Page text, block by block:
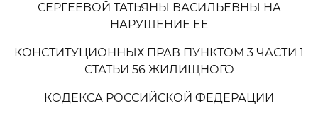
СЕРГЕЕВОЙ ТАТЬЯНЫ ВАСИЛЬЕВНЫ НА
НАРУШЕНИЕ ЕЕ
КОНСТИТУЦИОННЫХ ПРАВ ПУНКТОМ 3 ЧАСТИ 1
СТАТЬИ 56 ЖИЛИЩНОГО
КОДЕКСА РОССИЙСКОЙ ФЕДЕРАЦИИ